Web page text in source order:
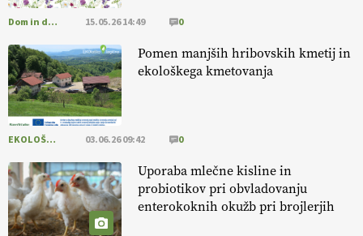
Ekološka reja kokoši skrbi za živali
, okolje
in kakovostna jajca . VEČ
https://t.co/PX49GVsP1M
@EUAgri #IMCAP #CAP https://t.co/a1xatzEeid
Dom in družina 15.05.26 14:49 0
Pomen manjših hribovskih kmetij in
ekološkega kmetovanja
EKOLOŠKO LOGIČNO 03.06.26 09:42 0
Uporaba mlečne kisline in
probiotikov pri obvladovanju
enterokoknih okužb pri brojlerjih